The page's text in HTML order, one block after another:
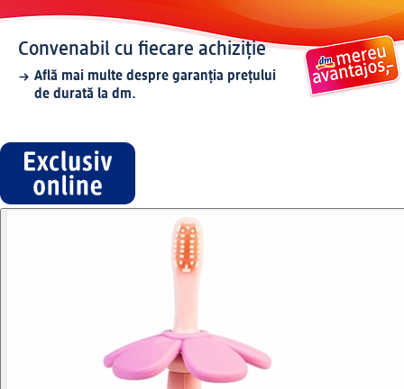
Convenabil cu fiecare achiziție
Află mai multe despre garanția prețului
de durată la dm.